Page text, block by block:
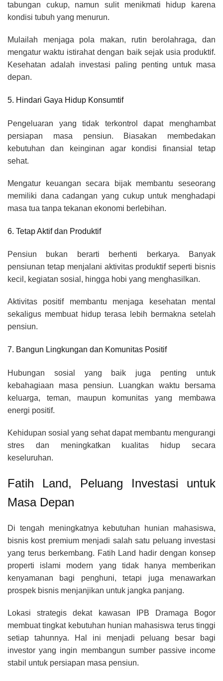
tabungan cukup, namun sulit menikmati hidup karena
kondisi tubuh yang menurun.
Mulailah menjaga pola makan, rutin berolahraga, dan
mengatur waktu istirahat dengan baik sejak usia produktif.
Kesehatan adalah investasi paling penting untuk masa
depan.
5. Hindari Gaya Hidup Konsumtif
Pengeluaran yang tidak terkontrol dapat menghambat
persiapan masa pensiun. Biasakan membedakan
kebutuhan dan keinginan agar kondisi finansial tetap
sehat.
Mengatur keuangan secara bijak membantu seseorang
memiliki dana cadangan yang cukup untuk menghadapi
masa tua tanpa tekanan ekonomi berlebihan.
6. Tetap Aktif dan Produktif
Pensiun bukan berarti berhenti berkarya. Banyak
pensiunan tetap menjalani aktivitas produktif seperti bisnis
kecil, kegiatan sosial, hingga hobi yang menghasilkan.
Aktivitas positif membantu menjaga kesehatan mental
sekaligus membuat hidup terasa lebih bermakna setelah
pensiun.
7. Bangun Lingkungan dan Komunitas Positif
Hubungan sosial yang baik juga penting untuk
kebahagiaan masa pensiun. Luangkan waktu bersama
keluarga, teman, maupun komunitas yang membawa
energi positif.
Kehidupan sosial yang sehat dapat membantu mengurangi
stres dan meningkatkan kualitas hidup secara
keseluruhan.
Fatih Land, Peluang Investasi untuk
Masa Depan
Di tengah meningkatnya kebutuhan hunian mahasiswa,
bisnis kost premium menjadi salah satu peluang investasi
yang terus berkembang. Fatih Land hadir dengan konsep
properti islami modern yang tidak hanya memberikan
kenyamanan bagi penghuni, tetapi juga menawarkan
prospek bisnis menjanjikan untuk jangka panjang.
Lokasi strategis dekat kawasan IPB Dramaga Bogor
membuat tingkat kebutuhan hunian mahasiswa terus tinggi
setiap tahunnya. Hal ini menjadi peluang besar bagi
investor yang ingin membangun sumber passive income
stabil untuk persiapan masa pensiun.